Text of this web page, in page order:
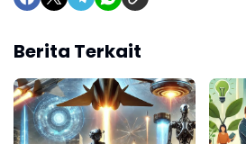
Berita Terkait